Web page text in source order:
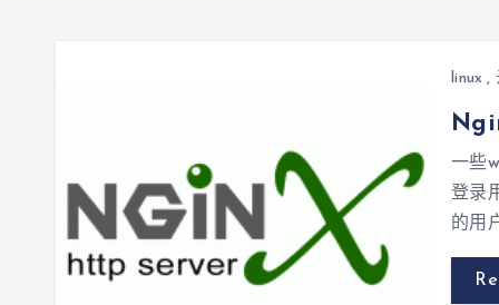
linux ,
一些
登录
的用